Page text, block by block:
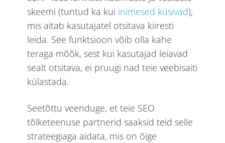
skeemi (tuntud ka kui inimesed küsivad),
mis aitab kasutajatel otsitava kiiresti
leida. See funktsioon võib olla kahe
teraga mõõk, sest kui kasutajad leiavad
sealt otsitava, ei pruugi nad teie veebisaiti
külastada.
Seetõttu veenduge, et teie SEO
tõlketeenuse partnerid saaksid teid selle
strateegiaga aidata, mis on õige